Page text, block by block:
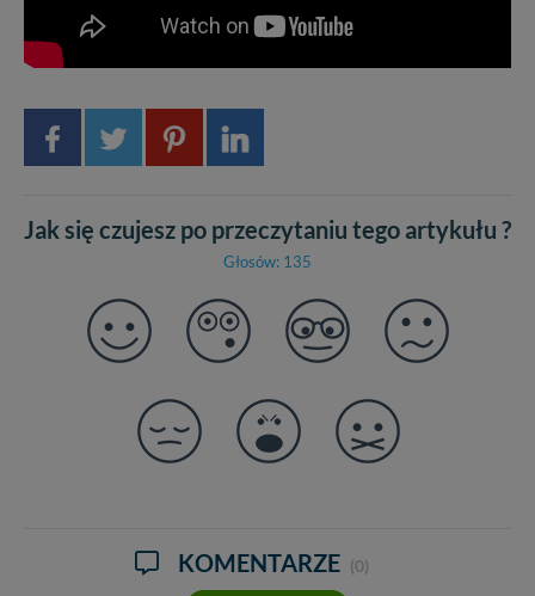
Jak się czujesz po przeczytaniu tego artykułu ?
Głosów: 135
KOMENTARZE (0)